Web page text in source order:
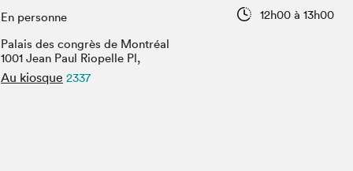
Vidéos et balados
En personne
12h00 à 13h00
Palais des congrès de Montréal
1001 Jean Paul Riopelle Pl,
Au kiosque 2337